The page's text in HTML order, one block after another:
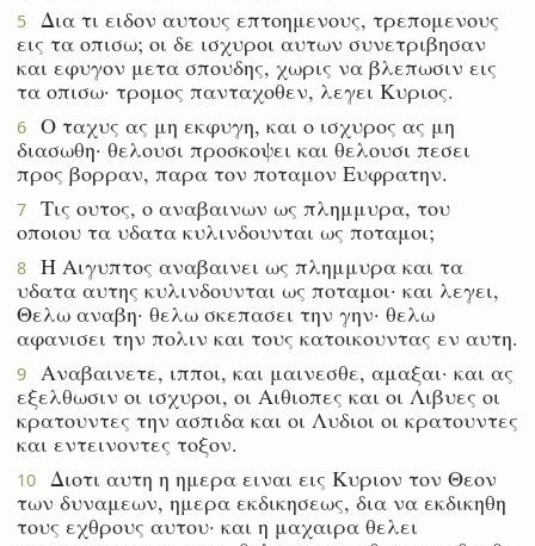
5
Δια τι ειδον αυτους επτοημενους, τρεπομενους
εις τα οπισω; οι δε ισχυροι αυτων συνετριβησαν
και εφυγον μετα σπουδης, χωρις να βλεπωσιν εις
τα οπισω· τρομος πανταχοθεν, λεγει Κυριος.
6
Ο ταχυς ας μη εκφυγη, και ο ισχυρος ας μη
διασωθη· θελουσι προσκοψει και θελουσι πεσει
προς βορραν, παρα τον ποταμον Ευφρατην.
7
Τις ουτος, ο αναβαινων ως πλημμυρα, του
οποιου τα υδατα κυλινδουνται ως ποταμοι;
8
Η Αιγυπτος αναβαινει ως πλημμυρα και τα
υδατα αυτης κυλινδουνται ως ποταμοι· και λεγει,
Θελω αναβη· θελω σκεπασει την γην· θελω
αφανισει την πολιν και τους κατοικουντας εν αυτη.
9
Αναβαινετε, ιπποι, και μαινεσθε, αμαξαι· και ας
εξελθωσιν οι ισχυροι, οι Αιθιοπες και οι Λιβυες οι
κρατουντες την ασπιδα και οι Λυδιοι οι κρατουντες
και εντεινοντες τοξον.
10
Διοτι αυτη η ημερα ειναι εις Κυριον τον Θεον
των δυναμεων, ημερα εκδικησεως, δια να εκδικηθη
τους εχθρους αυτου· και η μαχαιρα θελει